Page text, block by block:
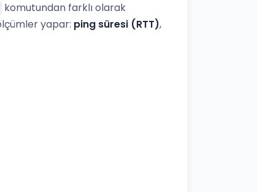
komutundan farklı olarak
yapar: ping süresi (RTT),